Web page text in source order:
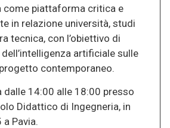
come piattaforma critica e
in relazione università, studi
tecnica, con l’obiettivo di
artificiale sulle
contemporaneo.
dalle 14:00 alle 18:00 presso
Didattico di Ingegneria, in
Pavia.